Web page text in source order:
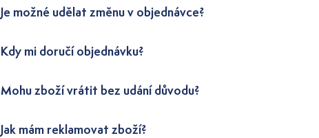
Je možné udělat změnu v objednávce?
Kdy mi doručí objednávku?
Mohu zboží vrátit bez udání důvodu?
Jak mám reklamovat zboží?